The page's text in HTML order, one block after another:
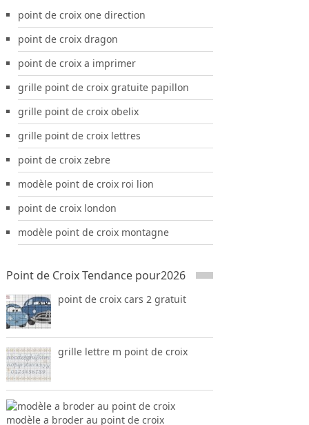
point de croix one direction
point de croix dragon
point de croix a imprimer
grille point de croix gratuite papillon
grille point de croix obelix
grille point de croix lettres
point de croix zebre
modèle point de croix roi lion
point de croix london
modèle point de croix montagne
Point de Croix Tendance pour2026
point de croix cars 2 gratuit
grille lettre m point de croix
modèle a broder au point de croix